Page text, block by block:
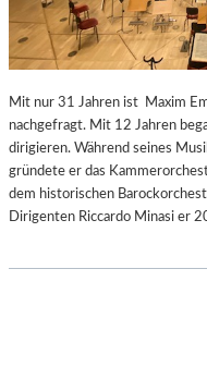
Mit nur 31 Jahren ist Maxim
nachgefragt. Mit 12 Jahren
dirigieren. Während seines
gründete er das
dem historischen
Dirigenten Riccardo Minasi er